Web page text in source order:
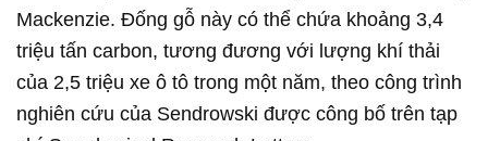
Mackenzie. Đống gỗ này có thể chứa khoảng 3,4
triệu tấn carbon, tương đương với lượng khí thải
của 2,5 triệu xe ô tô trong một năm, theo công trình
nghiên cứu của Sendrowski được công bố trên tạp